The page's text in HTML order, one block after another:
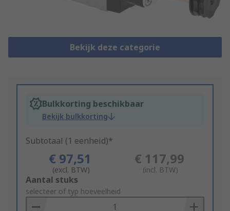
Bekijk deze categorie
Bulkkorting beschikbaar
Bekijk bulkkorting
Subtotaal (1 eenheid)*
€ 97,51
(excl. BTW)
€ 117,99
(incl. BTW)
Add
to
Basket
Aantal stuks
selecteer of typ hoeveelheid